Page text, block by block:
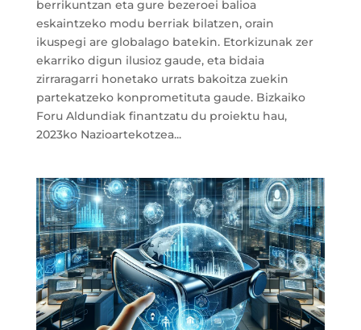
berrikuntzan eta gure bezeroei balioa
eskaintzeko modu berriak bilatzen, orain
ikuspegi are globalago batekin. Etorkizunak zer
ekarriko digun ilusioz gaude, eta bidaia
zirraragarri honetako urrats bakoitza zuekin
partekatzeko konprometituta gaude. Bizkaiko
Foru Aldundiak finantzatu du proiektu hau,
2023ko Nazioartekotzea...